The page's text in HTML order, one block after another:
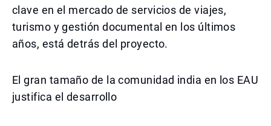
clave en el mercado de servicios de viajes,
turismo y gestión documental en los últimos
años, está detrás del proyecto.
El gran tamaño de la comunidad india en los EAU
justifica el desarrollo